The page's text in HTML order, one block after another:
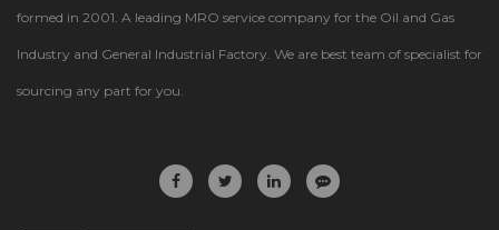
formed in 2001. A leading MRO service company for the Oil and Gas
Industry and General Industrial Factory. We are best team of specialist for
sourcing any part for you.